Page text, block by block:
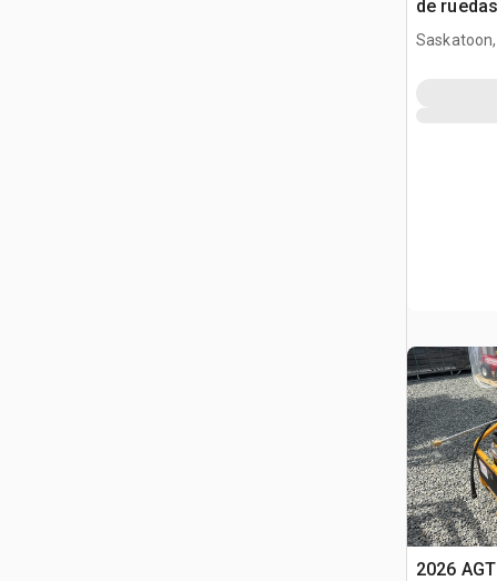
de
Saskatoon,
2026